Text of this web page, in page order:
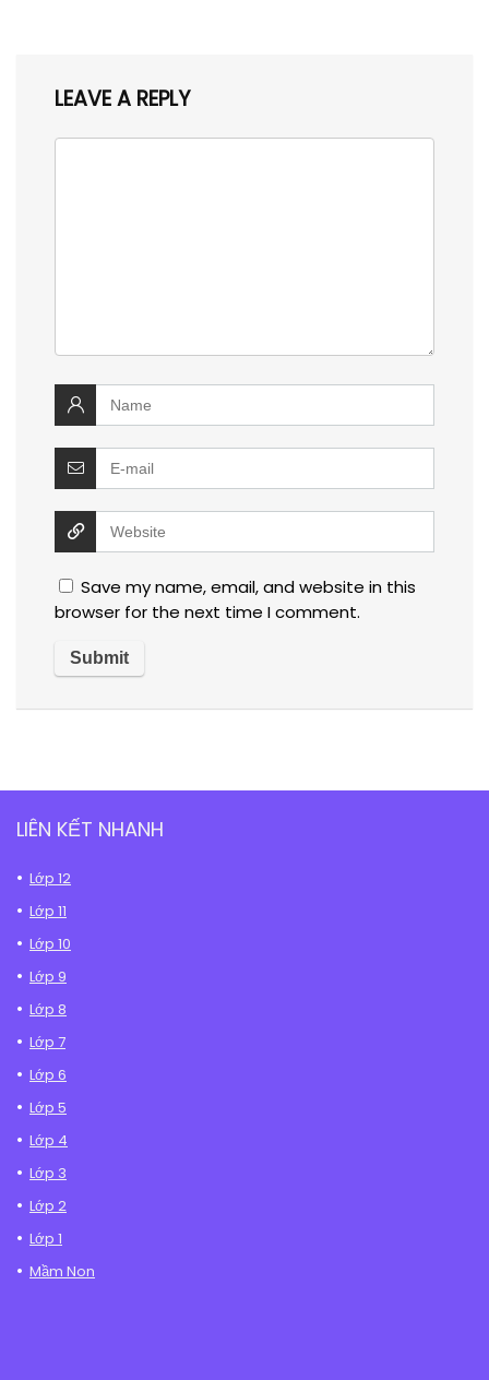
LEAVE A REPLY
Save my name, email, and website in this
browser for the next time I comment.
LIÊN KẾT NHANH
Lớp 12
Lớp 11
Lớp 10
Lớp 9
Lớp 8
Lớp 7
Lớp 6
Lớp 5
Lớp 4
Lớp 3
Lớp 2
Lớp 1
Mầm Non